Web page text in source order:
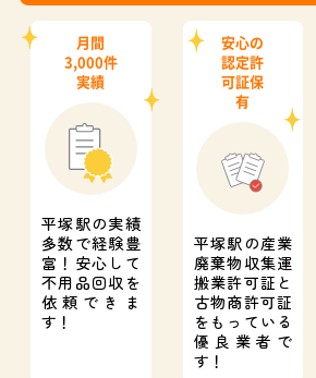
月間
3,000件
実績
平塚駅の実績
多数で経験豊
富！ 安心して
不用品回収を
依頼できま
す！
安心の
認定許
可証保
有
平塚駅の産業
廃棄物収集運
搬業許可証と
古物商許可証
をもっている
優良業者で
す！